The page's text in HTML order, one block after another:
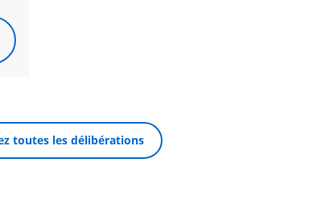
toutes les délibérations